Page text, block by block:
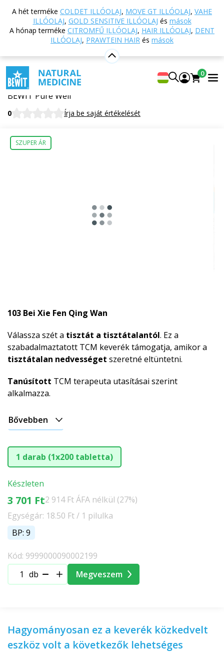
A hét terméke COLDET ILLÓOLAJ, MOVE GT ILLÓOLAJ, VAHE
ILLÓOLAJ, GOLD SENSITIVE ILLÓOLAJ és mások
A hónap terméke CITROMFŰ ILLÓOLAJ, HAIR ILLÓOLAJ, DENT
ILLÓOLAJ, PRAWTEIN HAIR és mások
0
Vissza a főoldalra Webáruház
Táplálkozás és
étrend-kiegészítők
TCM - Hagyományos kínai
orvoslás
103 - Varázslatos kutacska
103 - Varázslatos kutacska
Étrend-kiegészítő
BEWIT Pure Well
0 Írja be saját értékelését
SZUPER ÁR
103 Bei Xie Fen Qing Wan
Válassza szét a tisztát a tisztátalantól. Ez a
szabadalmaztatott TCM keverék támogatja, amikor a
tisztátalan nedvességet szeretné eltüntetni.
Tanúsított TCM terapeuta utasításai szerint
alkalmazza.
Bővebben
1 darab (1x200 tabletta)
Készleten
3 701 Ft2 914 Ft ÁFA nélkül (27%)
Egységár: 18.50 Ft / 1 pilulka
BP: 9
Kód: 9999000090002199
db
Megveszem
Hagyományosan ez a keverék közkedvelt
eszköz volt a következők lehetséges